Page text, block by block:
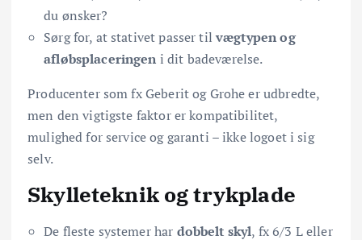
du ønsker?
Sørg for, at stativet passer tilvægtypen og
afløbsplaceringen i dit badeværelse.
Producenter som fx Geberit og Grohe er udbredte,
men den vigtigste faktor er kompatibilitet,
mulighed for service og garanti – ikke logoet i sig
selv.
Skylleteknik og trykplade
De fleste systemer har dobbelt skyl, fx 6/3 L eller